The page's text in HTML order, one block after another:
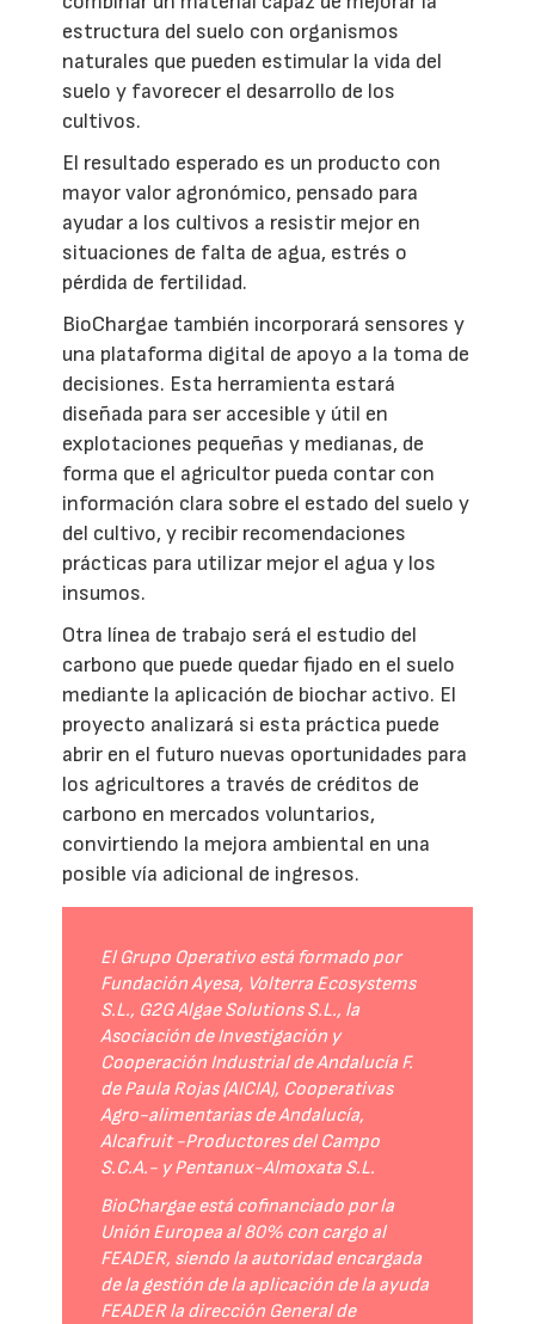
estructura del suelo con organismos
naturales que pueden estimular la vida del
suelo y favorecer el desarrollo de los
cultivos.
El resultado esperado es un producto con
mayor valor agronómico, pensado para
ayudar a los cultivos a resistir mejor en
situaciones de falta de agua, estrés o
pérdida de fertilidad.
BioChargae también incorporará sensores y
una plataforma digital de apoyo a la toma de
decisiones. Esta herramienta estará
diseñada para ser accesible y útil en
explotaciones pequeñas y medianas, de
forma que el agricultor pueda contar con
información clara sobre el estado del suelo y
del cultivo, y recibir recomendaciones
prácticas para utilizar mejor el agua y los
insumos.
Otra línea de trabajo será el estudio del
carbono que puede quedar fijado en el suelo
mediante la aplicación de biochar activo. El
proyecto analizará si esta práctica puede
abrir en el futuro nuevas oportunidades para
los agricultores a través de créditos de
carbono en mercados voluntarios,
convirtiendo la mejora ambiental en una
posible vía adicional de ingresos.
El Grupo Operativo está formado por
Fundación Ayesa, Volterra Ecosystems
S.L., G2G Algae Solutions S.L., la
Asociación de Investigación y
Cooperación Industrial de Andalucía F.
de Paula Rojas (AICIA), Cooperativas
Agro-alimentarias de Andalucía,
Alcafruit -Productores del Campo
S.C.A.- y Pentanux-Almoxata S.L.
BioChargae está cofinanciado por la
Unión Europea al 80% con cargo al
FEADER, siendo la autoridad encargada
de la gestión de la aplicación de la ayuda
FEADER la dirección General de